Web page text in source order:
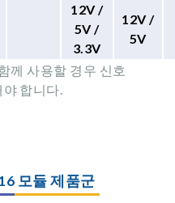
12V /
5V /
3.3V
12V /
5V
께 사용할 경우 신호
합니다.
모듈 제품군